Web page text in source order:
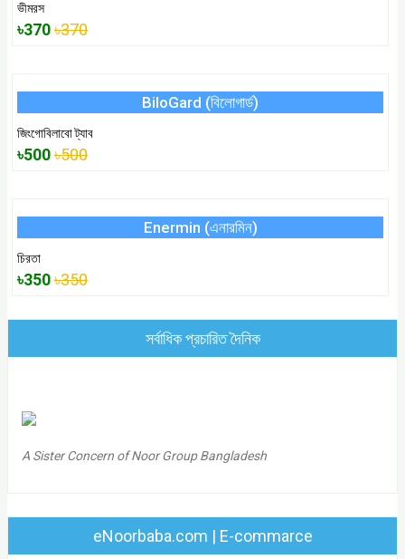
ভীমরস
৳370৳370
BiloGard (বিলোগার্ড)
জিংগোবিলাবো ট্যাব
৳500৳500
Enermin (এনারমিন)
চিরতা
৳350৳350
সর্বাধিক প্রচারিত দৈনিক
A Sister Concern of Noor Group Bangladesh
eNoorbaba.com | E-commarce